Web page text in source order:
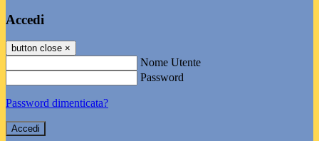
Accedi
button close ×
Nome Utente
Password
Password dimenticata?